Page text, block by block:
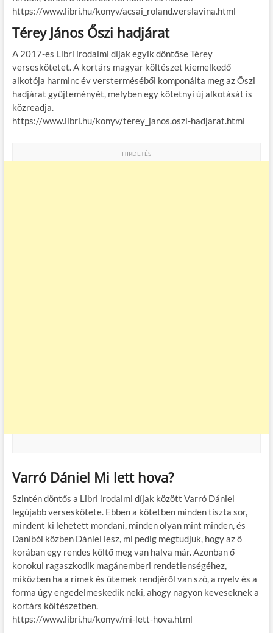
https://www.libri.hu/konyv/acsai_roland.verslavina.html
Térey János Őszi hadjárat
A 2017-es Libri irodalmi díjak egyik döntőse Térey
verseskötetet. A kortárs magyar költészet kiemelkedő
alkotója harminc év versterméséből komponálta meg az Őszi
hadjárat gyűjteményét, melyben egy kötetnyi új alkotását is
közreadja.
https://www.libri.hu/konyv/terey_janos.oszi-hadjarat.html
HIRDETÉS
Varró Dániel Mi lett hova?
Szintén döntős a Libri irodalmi díjak között Varró Dániel
legújabb verseskötete. Ebben a kötetben minden tiszta sor,
mindent ki lehetett mondani, minden olyan mint minden, és
Daniból közben Dániel lesz, mi pedig megtudjuk, hogy az ő
korában egy rendes költő meg van halva már. Azonban ő
konokul ragaszkodik magánemberi rendetlenségéhez,
miközben ha a rímek és ütemek rendjéről van szó, a nyelv és a
forma úgy engedelmeskedik neki, ahogy nagyon keveseknek a
kortárs költészetben.
https://www.libri.hu/konyv/mi-lett-hova.html